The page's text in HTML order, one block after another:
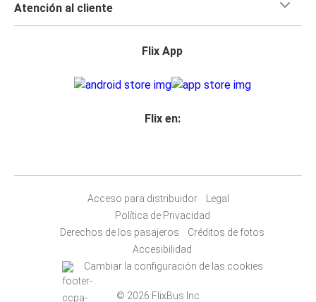
Atención al cliente
Flix App
Flix en:
Acceso para distribuidor
Legal
Política de Privacidad
Derechos de los pasajeros
Créditos de fotos
Accesibilidad
Cambiar la configuración de las cookies
© 2026 FlixBus Inc